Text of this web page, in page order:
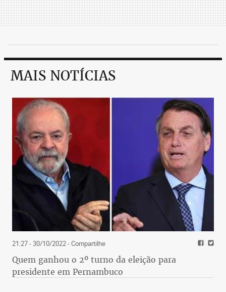
MAIS NOTÍCIAS
21:27 - 30/10/2022- Compartilhe
Quem ganhou o 2º turno da eleição para
presidente em Pernambuco